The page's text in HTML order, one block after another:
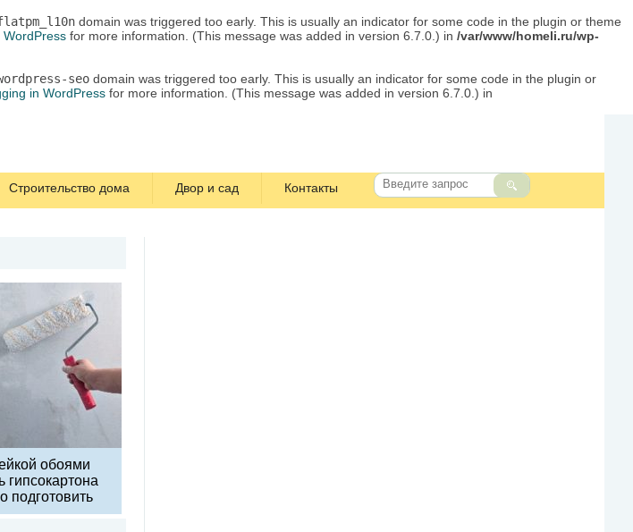
domain was triggered too early. This is usually an indicator for some code in the plugin or theme
WordPress for more information. (This message was added in version 6.7.0.) in /var/www/homeli.ru/wp-
seo domain was triggered too early. This is usually an indicator for some code in the plugin or
in WordPress for more information. (This message was added in version 6.7.0.) in
Строительство дома Двор и сад Контакты
обоями
гипсокартона
подготовить